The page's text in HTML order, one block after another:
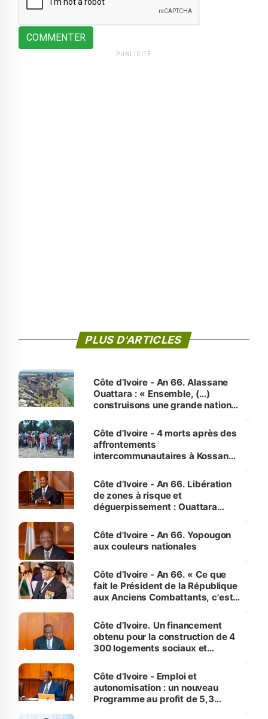
COMMENTER
PUBLICITÉ
PLUS D'ARTICLES
Côte d’Ivoire - An 66. Alassane
Ouattara : « Ensemble, (…)
construisons une grande nation
générations futures »
Côte d’Ivoire - 4 morts après des
affrontements
intercommunautaires à Kossandji
milieu des sinistrés
Côte d’Ivoire - An 66. Libération
de zones à risque et
déguerpissement : Ouattara
l'Etat de droit pour préserver les
vies humaines »
Côte d'Ivoire - An 66. Yopougon
aux couleurs nationales
Côte d’Ivoire - An 66. « Ce que
fait le Président de la République
aux Anciens Combattants, c'est
Côte d’Ivoire. Un financement
obtenu pour la construction de 4
300 logements sociaux et
et Yamoussoukro
Côte d’Ivoire - Emploi et
autonomisation : un nouveau
Programme au profit de 5,3